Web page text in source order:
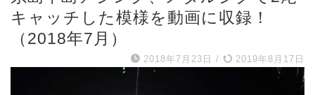
キャッチした模様を動画に収録！
（2018年7月）
2018年7月23日 / 2019年8月17日